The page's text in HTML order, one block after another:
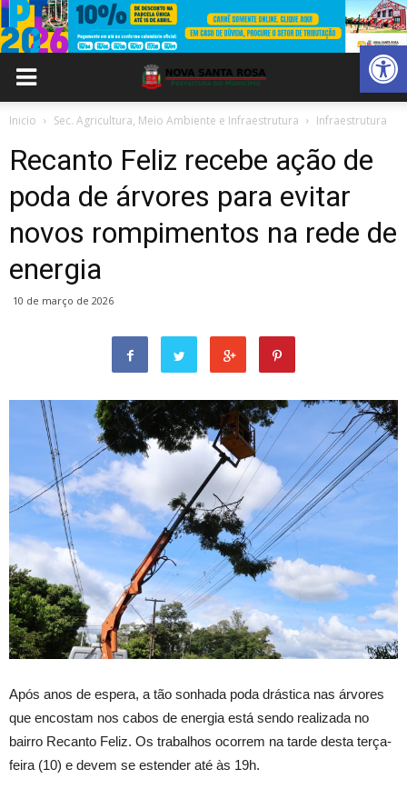
Abrir
Inicio Sec. Agricultura, Meio Ambiente e Infraestrutura Infraestrutura
Recanto Feliz recebe ação de
poda de árvores para evitar
novos rompimentos na rede de
energia
10 de março de 2026
Após anos de espera, a tão sonhada poda drástica nas árvores
que encostam nos cabos de energia está sendo realizada no
bairro Recanto Feliz. Os trabalhos ocorrem na tarde desta terça-
feira (10) e devem se estender até às 19h.